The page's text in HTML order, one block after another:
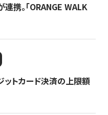
携。「ORANGE WALK
ットカード決済の上限額